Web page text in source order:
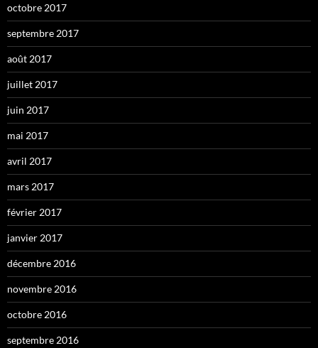
octobre 2017
septembre 2017
août 2017
juillet 2017
juin 2017
mai 2017
avril 2017
mars 2017
février 2017
janvier 2017
décembre 2016
novembre 2016
octobre 2016
septembre 2016